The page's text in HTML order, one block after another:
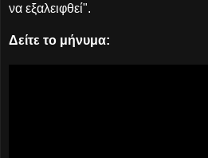
να εξαλειφθεί".
Δείτε το μήνυμα: